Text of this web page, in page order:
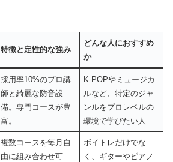
特徴と定性的な強み
どんな人におすすめ
か
採用率10%のプロ講
師と綺麗な防音設
備。専門コースが豊
富。
K-POPやミュージカ
ルなど、特定のジャ
ンルをプロレベルの
環境で学びたい人
複数コースを毎月自
由に組み合わせ可
ボイトレだけでな
く、ギターやピアノ